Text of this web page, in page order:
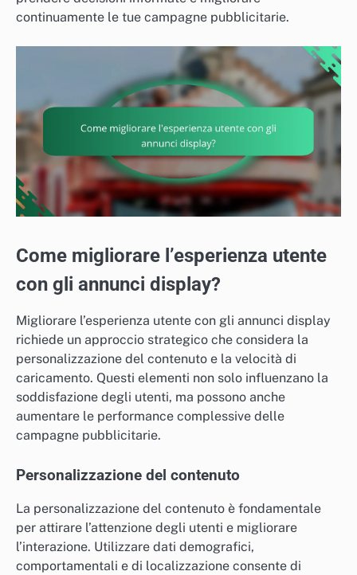
continuamente le tue campagne pubblicitarie.
Come migliorare l’esperienza utente
con gli annunci display?
Migliorare l’esperienza utente con gli annunci display
richiede un approccio strategico che considera la
personalizzazione del contenuto e la velocità di
caricamento. Questi elementi non solo influenzano la
soddisfazione degli utenti, ma possono anche
aumentare le performance complessive delle
campagne pubblicitarie.
Personalizzazione del contenuto
La personalizzazione del contenuto è fondamentale
per attirare l’attenzione degli utenti e migliorare
l’interazione. Utilizzare dati demografici,
comportamentali e di localizzazione consente di